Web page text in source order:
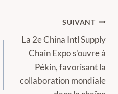
SUIVANT
La 2e China Intl Supply
Chain Expo s'ouvre à
Pékin, favorisant la
collaboration mondiale